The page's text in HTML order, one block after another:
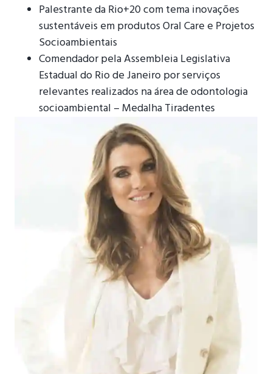
Palestrante da Rio+20 com tema inovações
sustentáveis em produtos Oral Care e Projetos
Socioambientais
Comendador pela Assembleia Legislativa
Estadual do Rio de Janeiro por serviços
relevantes realizados na área de odontologia
socioambiental – Medalha Tiradentes